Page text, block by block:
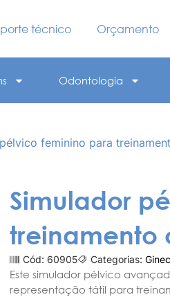
técnico Orçamento
Odontologia
feminino para
Simulador
treinamento
Cód: 60905 Categorias:
Este simulador pélvico
representação tátil para